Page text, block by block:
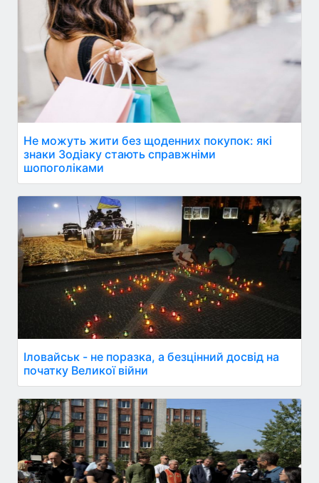
Не можуть жити без щоденних покупок: які
знаки Зодіаку стають справжніми
шопоголіками
Іловайськ - не поразка, а безцінний досвід на
початку Великої війни